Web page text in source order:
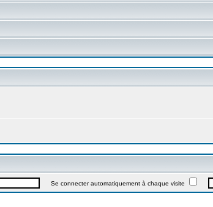
Se connecter automatiquement à chaque visite